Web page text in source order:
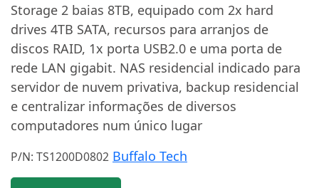
Storage 2 baias 8TB, equipado com 2x hard
drives 4TB SATA, recursos para arranjos de
discos RAID, 1x porta USB2.0 e uma porta de
rede LAN gigabit. NAS residencial indicado para
servidor de nuvem privativa, backup residencial
e centralizar informações de diversos
computadores num único lugar
P/N: TS1200D0802 Buffalo Tech